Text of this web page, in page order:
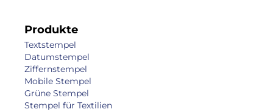
Produkte
Textstempel
Datumstempel
Ziffernstempel
Mobile Stempel
Grüne Stempel
Stempel für Textilien